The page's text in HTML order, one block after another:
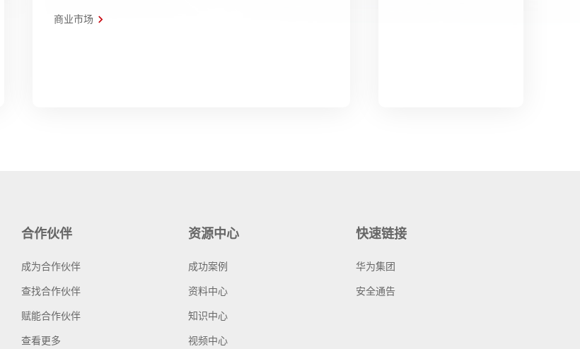
商业市场
合作伙伴
成为合作伙伴
查找合作伙伴
赋能合作伙伴
查看更多
资源中心
成功案例
资料中心
知识中心
视频中心
快速链接
华为集团
安全通告